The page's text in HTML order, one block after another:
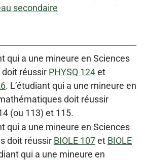
secondaire
qui a une mineure en Sciences
réussir PHYSQ 124et
. L’étudiant qui a une mineure en
doit réussir
(ou 113) et 115.
qui a une mineure en Sciences
doit réussir BIOLE 107et BIOLE
qui a une mineure en